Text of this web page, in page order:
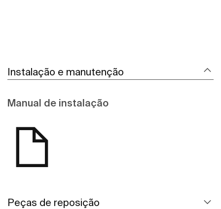
Instalação e manutenção
Manual de instalação
Peças de reposição